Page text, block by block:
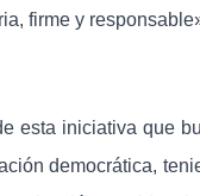
firme y
esta iniciativa que
democrática,